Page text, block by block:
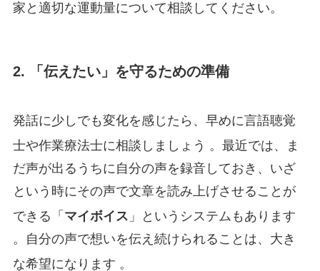
家と適切な運動量について相談してください。
2. 「伝えたい」を守るための準備
発話に少しでも変化を感じたら、早めに言語聴覚
士や作業療法士に相談しましょう 。最近では、ま
だ声が出るうちに自分の声を録音しておき、いざ
という時にその声で文章を読み上げさせることが
できる「 マイボイス 」というシステムもあります
。自分の声で想いを伝え続けられることは、大き
な希望になります 。